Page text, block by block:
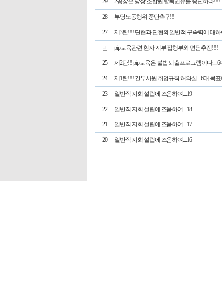
29 2공장은 당장 조합원 탈퇴권유를 중단하라!!!!
28 부당노동행위 중단촉구!!!
27 제3탄!!!! 단협과 단협의 일반적 구속력에 대하
pip교육관련 현자 지부 집행부와 면담추진!!!!
25 제2탄!!! pip교육은 불법 퇴출프로그램이다
24 제1탄!!!! 간부사원 취업규칙 허와실... 6대 목
23 일반직 지회 설립에 즈음하여....19
22 일반직 지회 설립에 즈음하여....18
21 일반직 지회 설립에 즈음하여....17
20 일반직 지회 설립에 즈음하여....16